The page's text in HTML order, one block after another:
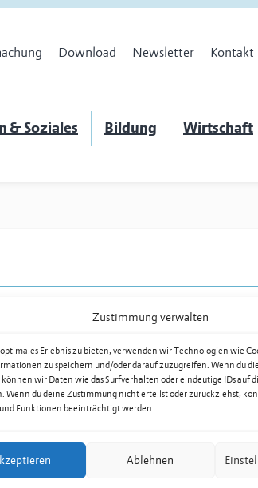
Zustimmung verwalten
Erlebnis zu bieten, verwenden wir Technologien wie
zu speichern und/oder darauf zuzugreifen. Wenn du
wir Daten wie das Surfverhalten oder eindeutige IDs auf
Wenn du deine Zustimmung nicht erteilst oder zurückziehst,
Funktionen beeinträchtigt werden.
Ablehnen
Download Newsletter Kontakt
& Soziales Bildung Wirtschaft